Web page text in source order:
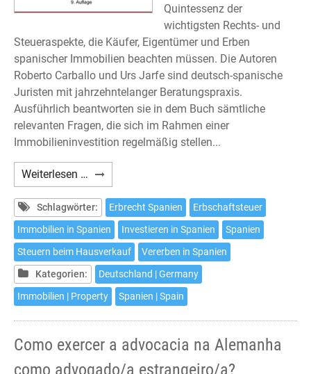
Quintessenz der
wichtigsten Rechts- und
Steueraspekte, die Käufer, Eigentümer und Erben
spanischer Immobilien beachten müssen. Die Autoren
Roberto Carballo und Urs Jarfe sind deutsch-spanische
Juristen mit jahrzehntelanger Beratungspraxis.
Ausführlich beantworten sie in dem Buch sämtliche
relevanten Fragen, die sich im Rahmen einer
Immobilieninvestition regelmäßig stellen...
Weiterlesen … Carballo/Hoffmann/Jarfe:
Immobilien
in
Spanien
–
Neunte
Auflage
Schlagwörter: Erbrecht Spanien
Erbschaftsteuer
Immobilien in Spanien
Investieren in Spanien
Spanien
Steuern beim Hausverkauf
Vererben in Spanien
Kategorien:
Deutschland | Germany
Immobilien | Property
Spanien | Spain
Como exercer a advocacia na Alemanha
como advogado/a estrangeiro/a?